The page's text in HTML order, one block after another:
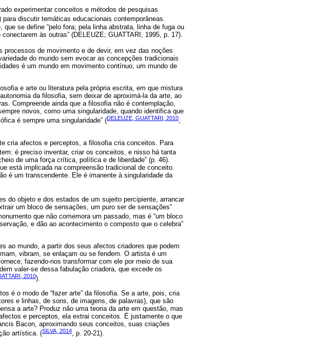
experimentar conceitos e métodos de pesquisas
para discutir temáticas educacionais contemporâneas.
se define “pelo fora; pela linha abstrata, linha de fuga ou
às outras” (DELEUZE; GUATTARI, 1995, p. 17).
de movimento e de devir, em vez das noções
do mundo sem evocar as concepções tradicionais
é um mundo em movimento contínuo, um mundo de
e arte ou literatura pela própria escrita, em que mistura
da filosofia, sem deixar de aproximá-la da arte, ao
Compreende ainda que a filosofia não é contemplação,
novos, como uma singularidade, quando identifica que
é sempre uma singularidade” (DELEUZE, GUATTARI, 2010,
cria afectos e perceptos, a filosofia cria conceitos. Para
é preciso inventar, criar os conceitos, e nisso há tanta
de uma força crítica, política e de liberdade” (p. 46).
está implicada na compreensão tradicional de conceito.
é um transcendente. Ele é imanente à singularidade da
do objeto e dos estados de um sujeito percipiente, arrancar
um bloco de sensações, um puro ser de sensações”
que não comemora um passado, mas é “um bloco
e dão ao acontecimento o composto que o celebra”
ao mundo, a partir dos seus afectos criadores que podem
vibram, se enlaçam ou se fendem. O artista é um
fazendo-nos transformar com ele por meio de sua
valer-se dessa fabulação criadora, que excede os
2010).
é o modo de “fazer arte” da filosofia. Se a arte, pois, cria
e linhas, de sons, de imagens, de palavras), que são
a arte? Produz não uma teoria da arte em questão, mas
e perceptos, ela extrai conceitos. É justamente o que
Bacon, aproximando seus conceitos, suas criações
artística. (SILVA, 2014, p. 20-21).